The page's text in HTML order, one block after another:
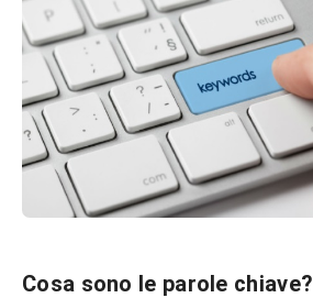
Cosa sono le parole chiave?